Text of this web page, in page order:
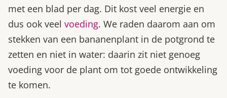
met een blad per dag. Dit kost veel energie en
dus ook veel voeding. We raden daarom aan om
stekken van een bananenplant in de potgrond te
zetten en niet in water: daarin zit niet genoeg
voeding voor de plant om tot goede ontwikkeling
te komen.